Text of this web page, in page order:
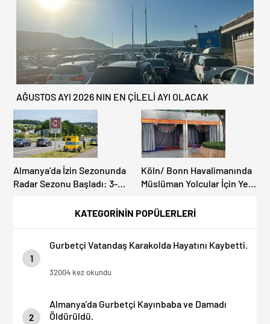
KATEGORİNİN POPÜLERLERİ
1
Gurbetçi Vatandaş Karakolda Hayatını Kaybetti.
32004 kez okundu
2
Almanya’da Gurbetçi Kayınbaba ve Damadı
Öldürüldü.
AĞUSTOS AYI 2026 NIN EN ÇİLELİ AYI OLACAK
Almanya’da İzin Sezonunda
Radar Sezonu Başladı: 3-9
Denetimi Yapılacak!
Köln/ Bonn Havalimanında
Müslüman Yolcular İçin Yeni